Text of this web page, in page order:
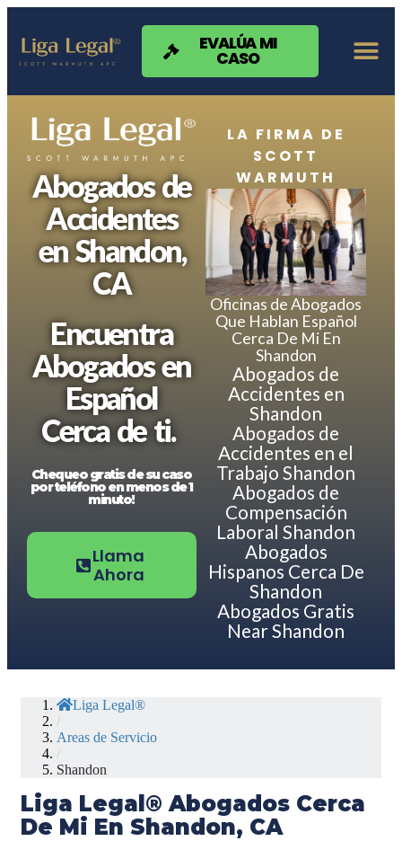
Nota:
sitio
web
accesibilidad.
EVALÚA MI
CASO
Abogados de
Accidentes
en Shandon,
CA
Encuentra
Abogados en
Español
Cerca de ti.
Chequeo gratis de su caso
por teléfono en menos de 1
minuto!
Llama
Ahora
LA FIRMA DE
SCOTT
WARMUTH
Oficinas de Abogados
Que Hablan Español
Cerca De Mi En
Shandon
Abogados de
Accidentes en
Shandon
Abogados de
Accidentes en el
Trabajo Shandon
Abogados de
Compensación
Laboral Shandon
Abogados
Hispanos Cerca De
Shandon
Abogados Gratis
Near Shandon
Liga Legal®
/
Areas de Servicio
/
Shandon
Liga Legal® Abogados Cerca
De Mi En Shandon, CA